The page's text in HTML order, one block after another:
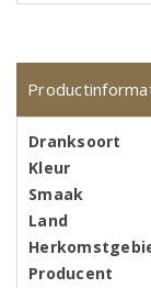
Dranksoort
Kleur
Smaak
Land
Producent